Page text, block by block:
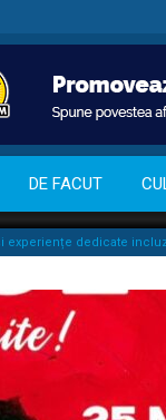
DE FACUT
experiențe dedicate